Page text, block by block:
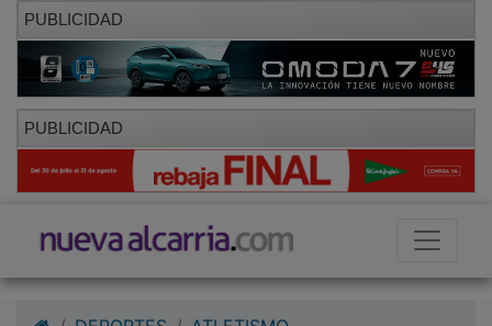
PUBLICIDAD
PUBLICIDAD